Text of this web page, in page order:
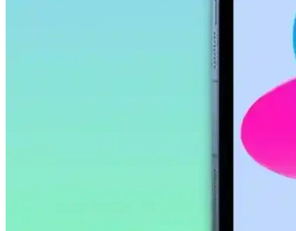
Samsung Galaxy Tab S10 FE Plus için tasarlanmış kırılmaz
Samsung Galaxy Tab S11 Ultra 14.6 İnç
Samsung Galaxy Tab S11 Ultra, 14.6 inç AMOLED ekran,
Samsung Galaxy Tab S9 FE+ Plus için Nano
Samsung Galaxy Tab S9 FE+ Plus için tasarlanmış nano cam
Huawei MatePad 10.4 için Nano Esnek Cam
Huawei MatePad 10.4 uyumlu nano esnek cam ekran
Apple iPad Pro'da Donanım Sınırlı, Yazılım